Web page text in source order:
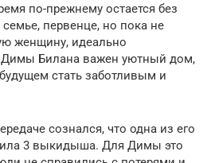
по-прежнему остается без
первенце, но пока не
женщину, идеально
Билана важен уютный дом,
стать заботливым и
сознался, что одна из его
3 выкидыша. Для Димы это